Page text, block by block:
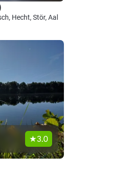
Hecht, Stör, Aal
3.0